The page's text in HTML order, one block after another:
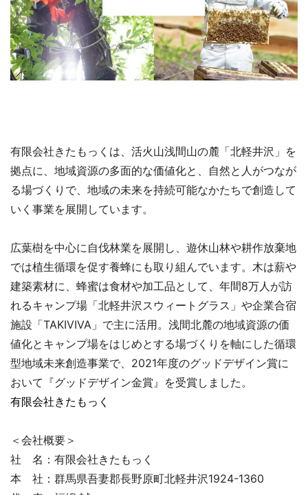
有限会社きたもっくは、活火山浅間山の麓「北軽井沢」を
拠点に、地域資源の多面的な価値化と、自然と人がつなが
る場づくりで、地域の未来を持続可能なかたちで創造して
いく事業を展開しています。
広葉樹を中心に自伐林業を展開し、遊休山林や耕作放棄地
では植生循環を促す養蜂にも取り組んでいます。木は薪や
建築素材に、蜂蜜は食材や加工品として、年間8万人が訪
れるキャンプ場「北軽井沢スウィートグラス」や企業合宿
施設「TAKIVIVA」で主に活用。浅間北麓の地域資源の価
値化とキャンプ場をはじめとする場づくりを軸にした循環
型地域未来創造事業で、2021年度のグッドデザイン賞に
おいて『グッドデザイン金賞』を受賞しました。
有限会社きたもっく
＜会社概要＞
社 名：有限会社きたもっく
本 社：群馬県吾妻郡長野原町北軽井沢1924-1360